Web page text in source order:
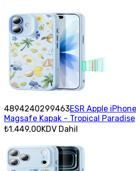
4894240299463ESR Apple
Magsafe Kapak - Tropical Paradise
₺1.449,00KDV Dahil